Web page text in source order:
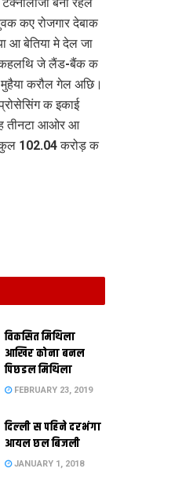
कए रोजगार देबाक
आ बेतिया मे देल जा
कहलथि जे लैंड-बैंक क
करौल गेल अछि।
क इकाई
तीनटा आओर आ
कुल 102.04 करोड़ क
विकसित मिथिला
आखिर कोना बनल
पिछडल मिथिला
FEBRUARY 23, 2019
दिल्‍ली स पहिने दरभंगा
आयल छल बिजली
JANUARY 1, 2018